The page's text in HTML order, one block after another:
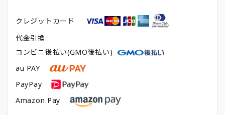
クレジットカード
代金引換
コンビニ後払い(GMO後払い)
au PAY
PayPay
Amazon Pay